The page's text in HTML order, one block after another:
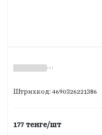
( 0 )
Штрихкод: 4690326221386
177тенге/шт